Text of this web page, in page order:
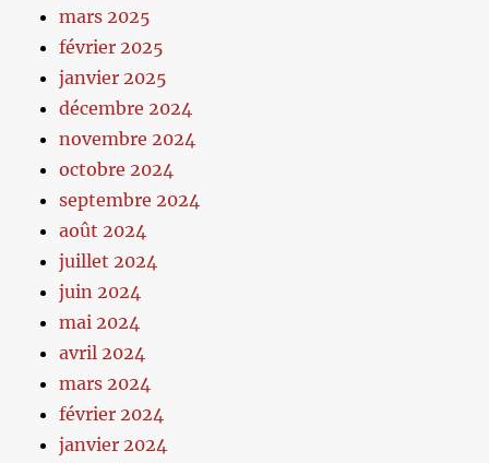
mars 2025
février 2025
janvier 2025
décembre 2024
novembre 2024
octobre 2024
septembre 2024
août 2024
juillet 2024
juin 2024
mai 2024
avril 2024
mars 2024
février 2024
janvier 2024